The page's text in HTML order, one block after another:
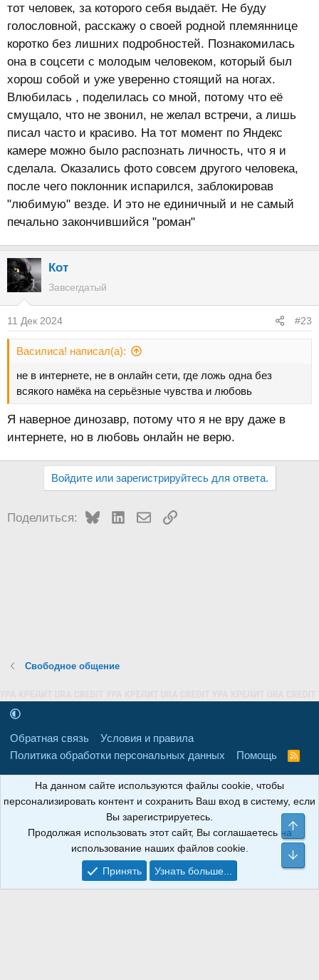
тот человек, за которого себя выдаёт. Не буду
голословной, расскажу о своей родной племяннице
коротко без лишних подробностей. Познакомилась
она в соцсети с молодым человеком, который был
хорош собой и уже уверенно стоящий на ногах.
Влюбилась , поделилась со мной, потому что её
смущало, что не звонил, не желал встречи, а лишь
писал часто и красиво. На тот момент по Яндекс
камере можно было распознать личность, что я и
сделала. Оказались фото совсем другого человека,
после чего поклонник испарился, заблокировав
"любимую" везде. И это не единичный и не самый
печально закончившийся "роман"
Кот
Завсегдатый
11 Дек 2024 #23
Василиса! написал(а):
не в интернете, не в онлайн сети, где ложь одна без
всякого намёка на серьёзные чувства и любовь
Я наверное динозавр, потому что я не вру даже в
интернете, но в любовь онлайн не верю.
Войдите или зарегистрируйтесь для ответа.
Поделиться: BlueskyLinkedInЭлектронная почта
Ссылка
Свободное общение
Обратная связь
Условия и правила
Политика обработки персональных данных
Помощь
R
Свидетельство о регистрации товарного знака № 665857 от
06.08.2018 г. Сайт не является СМИ. Сделано вРунетЛаб – Сайты и
АНОИНФО; ОГРН: 1247700801700; ИНН/КПП:
9709119500/320001001; Юридический адрес: 241030, Брянская
область, г. Брянск, ул. Мира, д. 96, ком. 124
На данном сайте используются файлы cookie, чтобы
персонализировать контент и сохранить Ваш вход в систему, если
Вы зарегистрируетесь.
Продолжая использовать этот сайт, Вы соглашаетесь на
использование наших файлов cookie.
Принять
Узнать больше...